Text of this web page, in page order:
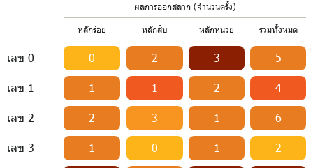
ผลการออกสลาก (จำนวนครั้ง)
หลักร้อย หลักสิบ หลักหน่วย รวมทั้งหมด
เลข 0 0 2 3 5
เลข 1 1 1 2 4
เลข 2 2 3 1 6
เลข 3 1 0 1 2